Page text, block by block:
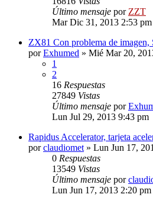
Último mensaje por ZZT
Mar Dic 31, 2013 2:53 pm
ZX81 Con problema de
porExhumed » Mié Mar 20,
1
2
16 Respuestas
27849 Vistas
Último mensaje por
Lun Jul 29, 2013 9:43 pm
Rapidus Accelerator, tarjeta
porclaudiomet » Lun Jun 17,
0 Respuestas
13549 Vistas
Último mensaje por
Lun Jun 17, 2013 2:20 pm